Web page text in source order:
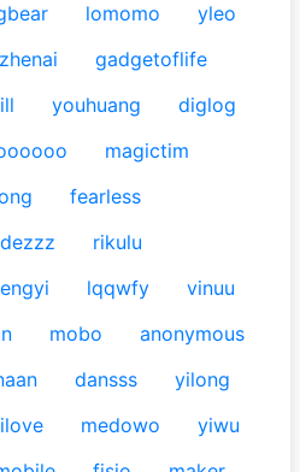
lomomo
yleo
gadgetoflife
youhuang
diglog
magictim
fearless
rikulu
lqqwfy
vinuu
mobo
anonymous
dansss
yilong
medowo
yiwu